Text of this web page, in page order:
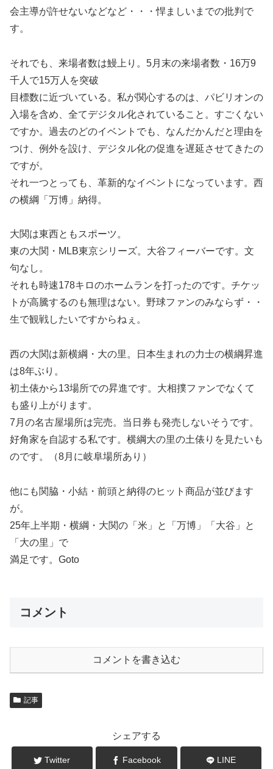
会主導が許せないなどなど・・・悍ましいまでの批判で
す。
それでも、来場者数は鰻上り。5月末の来場者数・16万9
千人で15万人を突破
目標数に近づいている。私が関心するのは、パビリオンの
入場を含め、全てデジタル化されていること。すごくない
ですか。過去のどのイベントでも、なんだかんだと理由を
つけ、例外を設け、デジタル化の促進を遅延させてきたの
ですが。
それ一つとっても、革新的なイベントになっています。西
の横綱「万博」納得。
大関は東西ともスポーツ。
東の大関・MLB東京シリーズ。大谷フィーバーです。文
句なし。
それも時速178キロのホームランを打ったのです。チケッ
トが高騰するのも無理はない。野球ファンのみならず・・
生で観戦したいですからねぇ。
西の大関は新横綱・大の里。日本生まれの力士の横綱昇進
は8年ぶり。
初土俵から13場所での昇進です。大相撲ファンでなくて
も盛り上がります。
7月の名古屋場所は完売。当日券も発売しないそうです。
好角家を自認する私です。横綱大の里の土俵りを見たいも
のです。（8月に岐阜場所あり）
他にも関脇・小結・前頭と納得のヒット商品が並びます
が。
25年上半期・横綱・大関の「米」と「万博」「大谷」と
「大の里」で
満足です。Goto
コメント
コメントを書き込む
記事
シェアする
Twitter Facebook LINE